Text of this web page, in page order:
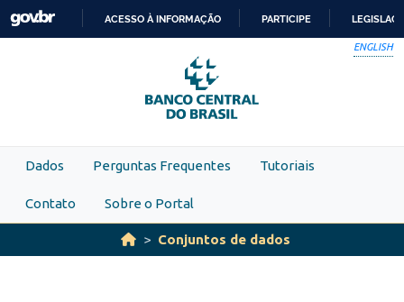
Skip to main content
PARA
O
CONTEÚDO
ACESSO À INFORMAÇÃO PARTICIPE
ENGLISH
Dados Perguntas Frequentes Tutoriais
Contato Sobre o Portal
Conjuntos de dados